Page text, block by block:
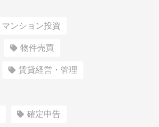
マンション投資
物件売買
賃貸経営・管理
確定申告